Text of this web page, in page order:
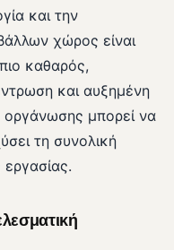
και την
χώρος είναι
καθαρός,
και αυξημένη
οργάνωσης μπορεί να
τη συνολική
εργασίας.